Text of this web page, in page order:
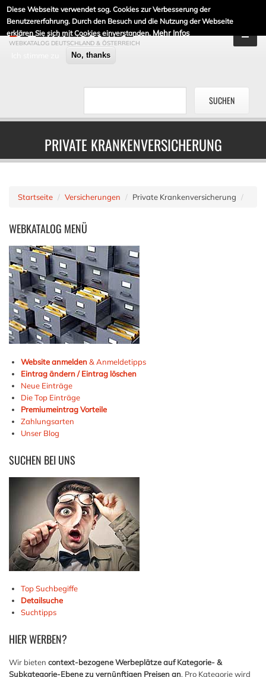
Diese Webseite verwendet sog. Cookies zur Verbesserung der
Benutzererfahrung. Durch den Besuch und die Nutzung der Webseite
erklären Sie sich mit Cookies einverstanden. Mehr Infos
No, thanks
DE-LINKLISTE.DE
WEBKATALOG DEUTSCHLAND & ÖSTERREICH
PRIVATE KRANKENVERSICHERUNG
Startseite Versicherungen Private Krankenversicherung
WEBKATALOG MENÜ
Website anmelden& Anmeldetipps
Eintrag ändern / Eintrag löschen
Neue Einträge
Die Top Einträge
Premiumeintrag Vorteile
Zahlungsarten
Unser Blog
SUCHEN BEI UNS
Top Suchbegiffe
Detailsuche
Suchtipps
HIERWERBEN?
Wir bieten context-bezogene Werbeplätze auf Kategorie- &
Subkategorie-Ebene zu vernünftigen Preisen an. Pro Kategorie wird